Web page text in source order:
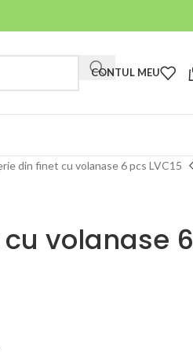
CONTUL MEU
din finet cu volanase 6 pcs LVC15
volanase 6